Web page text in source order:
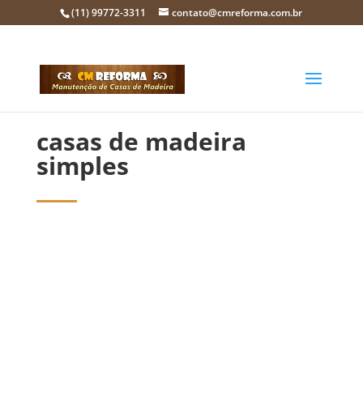
(11) 99772-3311 contato@cmreforma.com.br
casas de madeira
simples